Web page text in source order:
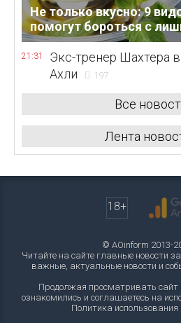
Не только вкусно: 9
помогут бороться с
21:31
Экс-тренер Шахтера
Ахли
197
Все
Лента
18+
© AOinform 2013-
Читайте на сайте главные новости
важные, актуальные новости и
Продолжая просматривать сайт
ознакомились и соглашаетесь на
Политика использования